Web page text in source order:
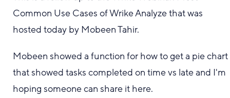
Common Use Cases of Wrike Analyze that was
hosted today by Mobeen Tahir.
Mobeen showed a function for how to get a pie chart
that showed tasks completed on time vs late and I'm
hoping someone can share it here.